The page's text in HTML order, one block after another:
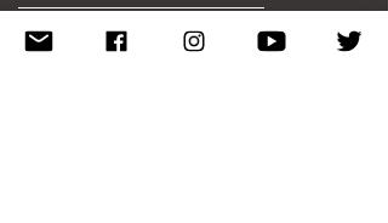
Abonnieren